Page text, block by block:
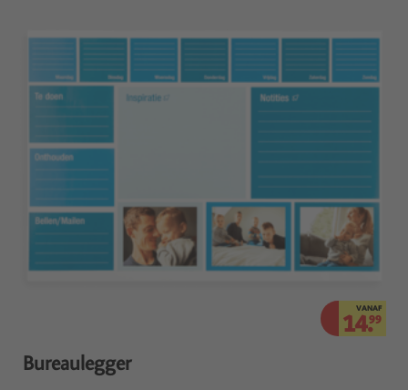
VANAF
14.99
Bureaulegger